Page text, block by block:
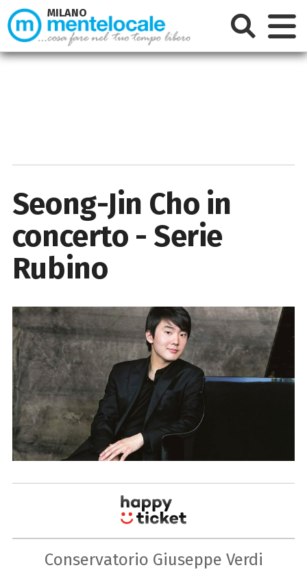
Seong-Jin Cho in
concerto - Serie
Rubino
Conservatorio Giuseppe Verdi
MILANO